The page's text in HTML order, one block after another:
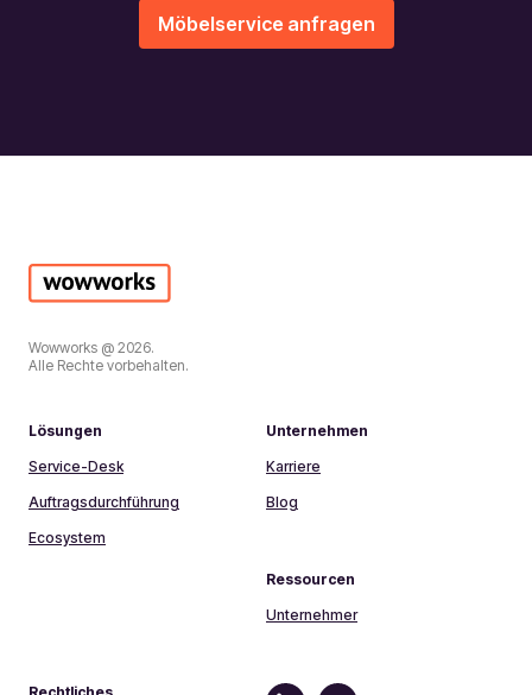
Möbelservice anfragen
Wowworks @ 2026.
Alle Rechte vorbehalten.
Lösungen
Service-Desk
Auftragsdurchführung
Ecosystem
Unternehmen
Karriere
Blog
Ressourcen
Unternehmer